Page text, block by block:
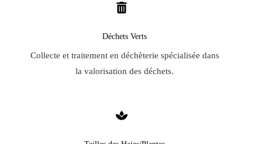
Déchets Verts
Collecte et traitement en déchèterie spécialisée dans
la valorisation des déchets.